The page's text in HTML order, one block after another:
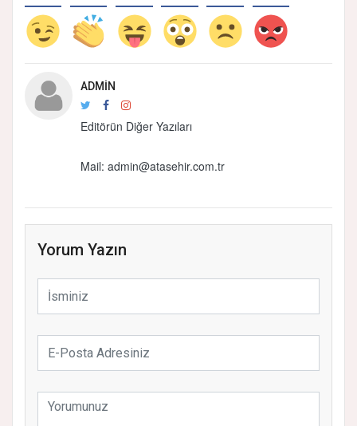
ADMIN
Editörün Diğer Yazıları
Mail: admin@atasehir.com.tr
Yorum Yazın